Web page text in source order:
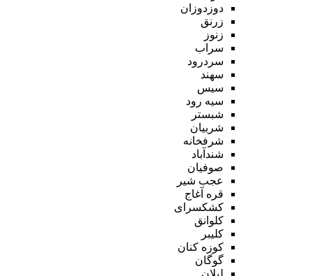
دوزدوزان
زرنق
زنوز
سراب
سردرود
سهند
سیس
سیه رود
شبستر
شربیان
شرفخانه
شندآباد
صوفیان
عجب شیر
قره آغاج
کشکسرای
کلوانق
کلیبر
کوزه کنان
گوگان
لیلان